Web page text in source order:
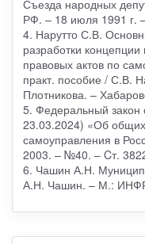
Съезда народных
РФ. – 18 июля 1991 г.
4. Нарутто С.В.
разработки
правовых актов по
практ. пособие / С.В.
Плотникова. –
5. Федеральный
23.03.2024) «Об общих
самоуправления в
2003. – №40. – Cт.
6. Чашин А.Н.
А.Н. Чашин. – М.: